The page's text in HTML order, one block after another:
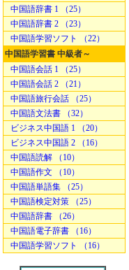
中国語辞書 1 （25）
中国語辞書 2 （23）
中国語学習ソフト （22）
中国語学習書 中級者～
中国語会話 1 （25）
中国語会話 2 （21）
中国語旅行会話 （25）
中国語文法書 （32）
ビジネス中国語 1 （20）
ビジネス中国語 2 （16）
中国語読解 （10）
中国語作文 （10）
中国語単語集 （25）
中国語検定対策 （25）
中国語辞書 （26）
中国語電子辞書 （16）
中国語学習ソフト （16）